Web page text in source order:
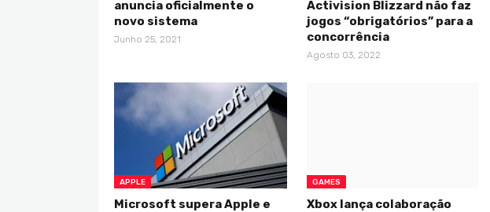
anuncia oficialmente o
novo sistema
Junho 25, 2021
Activision Blizzard não faz
jogos “obrigatórios” para a
concorrência
Agosto 03, 2022
APPLE
Microsoft supera Apple e
GAMES
Xbox lança colaboração